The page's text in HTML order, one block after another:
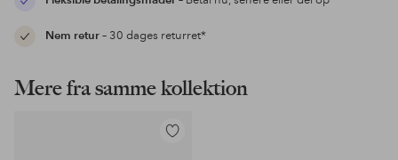
Nem retur– 30 dages returret*
Mere fra samme kollektion
Tilføj